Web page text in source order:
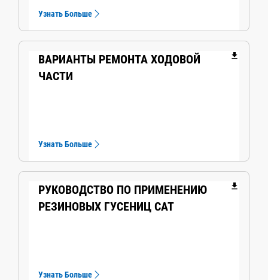
Узнать Больше
ВАРИАНТЫ РЕМОНТА ХОДОВОЙ
ЧАСТИ
file_download
Узнать Больше
РУКОВОДСТВО ПО ПРИМЕНЕНИЮ
РЕЗИНОВЫХ ГУСЕНИЦ CAT
file_download
Узнать Больше